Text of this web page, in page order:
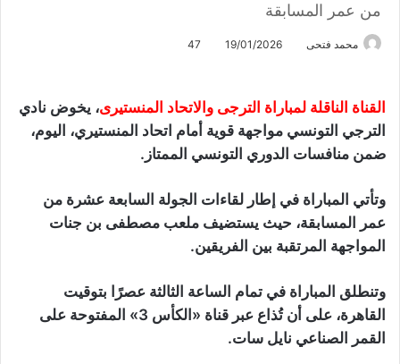
من عمر المسابقة
محمد فتحى 19/01/2026
47
القناة الناقلة لمباراة الترجى والاتحاد المنستيرى، يخوض نادي
الترجي التونسي مواجهة قوية أمام اتحاد المنستيري، اليوم،
ضمن منافسات الدوري التونسي الممتاز.
وتأتي المباراة في إطار لقاءات الجولة السابعة عشرة من
عمر المسابقة، حيث يستضيف ملعب مصطفى بن جنات
المواجهة المرتقبة بين الفريقين.
وتنطلق المباراة في تمام الساعة الثالثة عصرًا بتوقيت
القاهرة، على أن تُذاع عبر قناة «الكأس 3» المفتوحة على
القمر الصناعي نايل سات.